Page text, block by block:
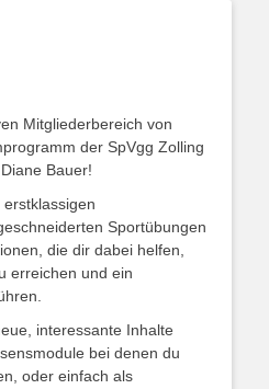
Mitgliederbereich von
der SpVgg Zolling
Bauer!
Sportübungen
die dir dabei helfen,
erreichen und ein
interessante Inhalte
bei denen du
oder einfach als